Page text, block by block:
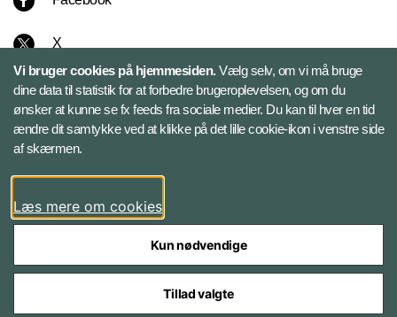
X
Instagram
Bluesky
LinkedIn
Vi bruger cookies på hjemmesiden.Vælg selv, om vi må bruge
dine data til statistik for at forbedre brugeroplevelsen, og om du
ønsker at kunne se fx feeds fra sociale medier. Du kan til hver en tid
ændre dit samtykke ved at klikke på det lille cookie-ikon i venstre side
af skærmen.
Læs mere om cookies
Kun nødvendige
Tillad valgte